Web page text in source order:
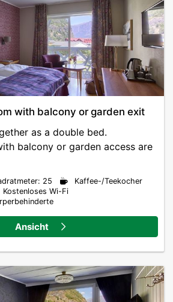
with balcony or garden exit
as a double bed.
balcony or garden access are
25
Kaffee-/Teekocher
Kostenloses Wi-Fi
Ansicht